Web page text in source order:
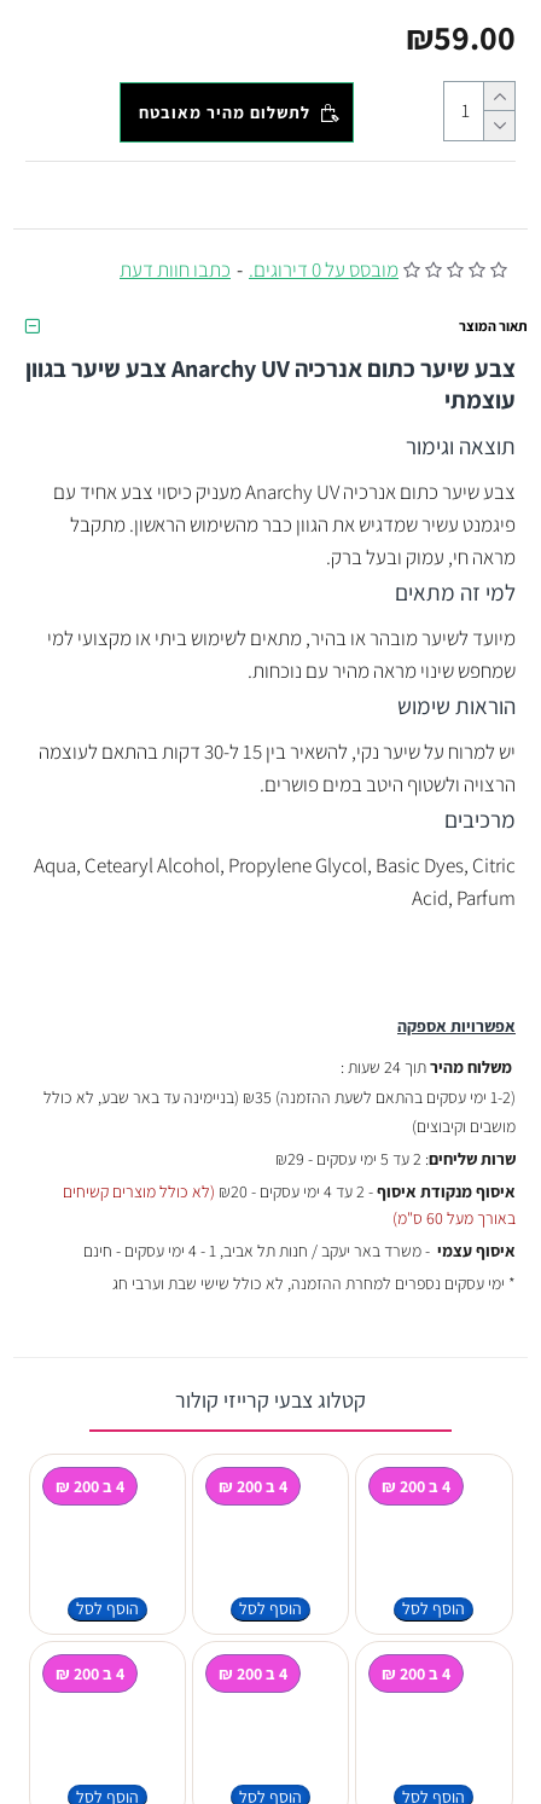
מובסס על 0 דירוגים. - כתבו חוות דעת
₪59.00
לתשלום מהיר מאובטח
אפשרויות אספקה
משלוח מהירתוך 24 שעות :
(1-2 ימי עסקים בהתאם לשעת ההזמנה)
₪35 (בניימינה עד באר שבע, לא כולל
מושבים וקיבוצים)
שרות שליחים: 2 עד 5 ימי עסקים - ₪29
איסוף מנקודת איסוף- 2 עד 4 ימי עסקים - ₪20
(לא כולל מוצרים קשיחים
באורך מעל 60 ס"מ)
איסוף עצמי - משרד באר יעקב / חנות תל אביב, 1 - 4 ימי עסקים - חינם
* ימי עסקים נספרים למחרת ההזמנה, לא כולל שישי שבת וערבי חג
תאור המוצר
צבע שיער כתום אנרכיה Anarchy UV צבע שיער בגוון
עוצמתי
תוצאה וגימור
צבע שיער כתום אנרכיה Anarchy UV מעניק כיסוי צבע אחיד עם
פיגמנט עשיר שמדגיש את הגוון כבר מהשימוש הראשון. מתקבל
מראה חי, עמוק ובעל ברק.
למי זה מתאים
מיועד לשיער מובהר או בהיר, מתאים לשימוש ביתי או מקצועי למי
שמחפש שינוי מראה מהיר עם נוכחות.
הוראות שימוש
יש למרוח על שיער נקי, להשאיר בין 15 ל-30 דקות בהתאם לעוצמה
הרצויה ולשטוף היטב במים פושרים.
מרכיבים
Aqua, Cetearyl Alcohol, Propylene Glycol, Basic Dyes, Citric
Acid, Parfum
קטלוג צבעי קרייזי קולור
4 ב 200 ₪
הוסף לסל
4 ב 200 ₪
הוסף לסל
4 ב 200 ₪
הוסף לסל
4 ב 200 ₪
הוסף לסל
4 ב 200 ₪
הוסף לסל
4 ב 200 ₪
הוסף לסל